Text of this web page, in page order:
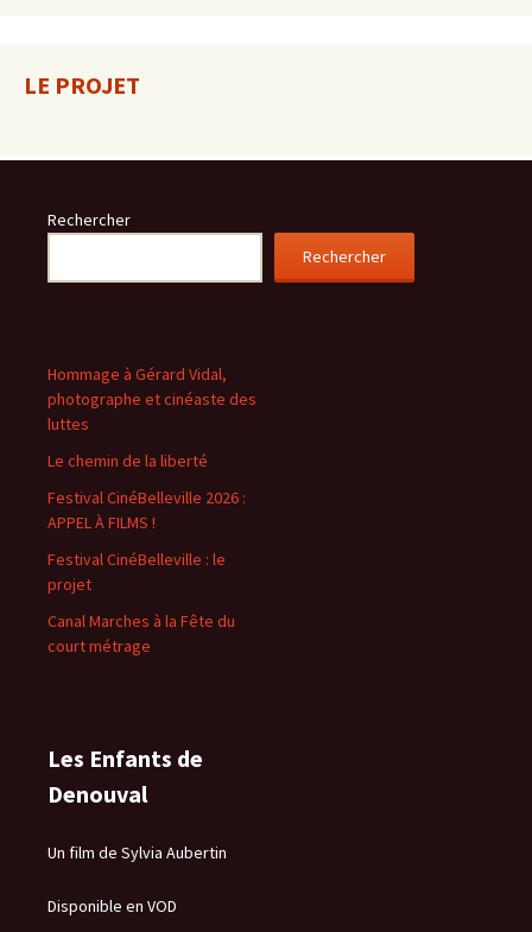
LE PROJET
Rechercher
Rechercher
Hommage à Gérard Vidal,
photographe et cinéaste des
luttes
Le chemin de la liberté
Festival CinéBelleville 2026 :
APPEL À FILMS !
Festival CinéBelleville : le
projet
Canal Marches à la Fête du
court métrage
Les Enfants de
Denouval
Un film de Sylvia Aubertin
Disponible en VOD